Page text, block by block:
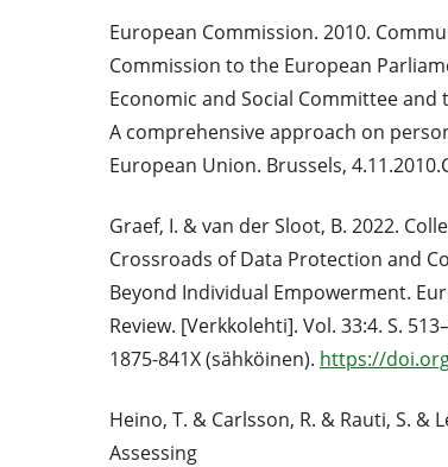
European Commission. 2010.
Commission to the European
Economic and Social Committee and
A comprehensive approach on
European Union. Brussels,
Graef, I. & van der Sloot, B. 2022.
Crossroads of Data Protection and
Beyond Individual Empowerment.
Review. [Verkkolehti]. Vol. 33:4. S.
1875-841X (sähköinen). https://
Heino, T. & Carlsson, R. & Rauti, S. &
Assessing